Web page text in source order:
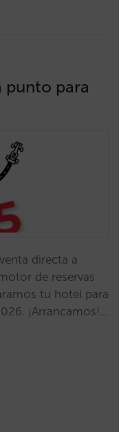
punto para
directa a
de reservas
tu hotel para
¡Arrancamos!…